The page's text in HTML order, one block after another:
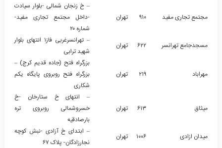
مجتمع تجاری مفید ۹۱۰ تهران
– خ زنجان شمالی -بلوار سیادت
-داخل مجتمع تجاری مفید-
شماره ۲۰
مسجدجامع تهرانسر
۶۲۲ تهران
– تهرانسرغربی فاز۱ انتهای بلوار
شهید ترابی
مهراباد ۲۱۹ تهران
بزرگراه فتح (جاده قدیم کرج) –
بزرگراه فتح روبروی پایگاه یکم
شکاری
میثاق ۶۱۳ تهران
– انتهای خ ستارخان -خ
خسروشمالی روبروی تره
بارصادقیه
میدان ازادی
۱۰۰۶ تهران
– ابتدای خ آزادی -نبش کوچه
نجارزادگان- پلاک ۶۷